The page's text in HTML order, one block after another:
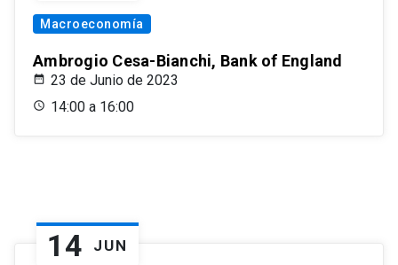
Macroeconomía
Ambrogio Cesa-Bianchi, Bank of England
23 de Junio de 2023
14:00 a 16:00
14 JUN